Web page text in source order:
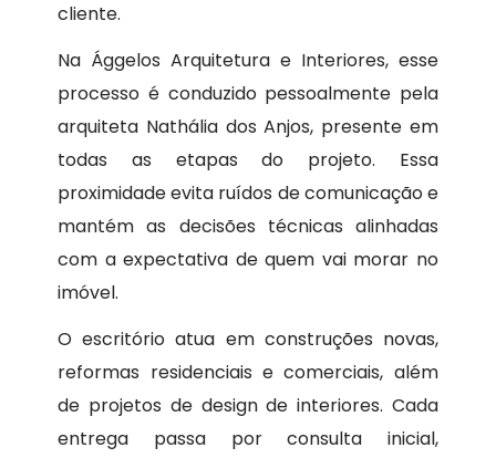
cliente.
Na Ággelos Arquitetura e Interiores, esse
processo é conduzido pessoalmente pela
arquiteta Nathália dos Anjos, presente em
todas as etapas do projeto. Essa
proximidade evita ruídos de comunicação e
mantém as decisões técnicas alinhadas
com a expectativa de quem vai morar no
imóvel.
O escritório atua em construções novas,
reformas residenciais e comerciais, além
de projetos de design de interiores. Cada
entrega passa por consulta inicial,